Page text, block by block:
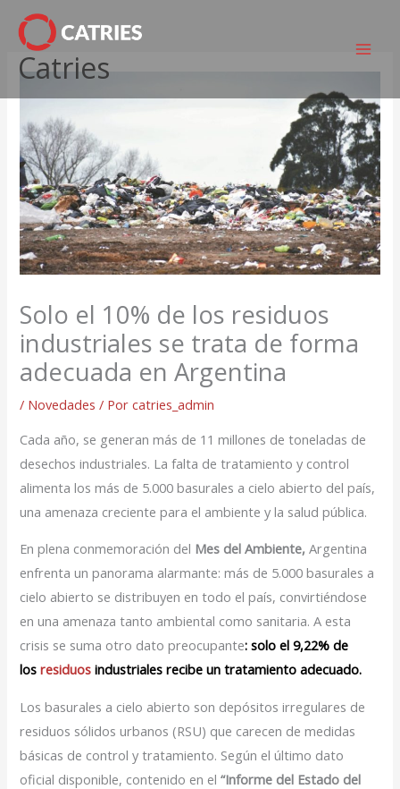
contenido
Catries
Solo el 10% de los residuos
industriales se trata de forma
adecuada en Argentina
/ Novedades / Porcatries_admin
Cada año, se generan más de 11 millones de toneladas de
desechos industriales. La falta de tratamiento y control
alimenta los más de 5.000 basurales a cielo abierto del país,
una amenaza creciente para el ambiente y la salud pública.
En plena conmemoración del Mes del Ambiente,Argentina
enfrenta un panorama alarmante: más de 5.000 basurales a
cielo abierto se distribuyen en todo el país, convirtiéndose
en una amenaza tanto ambiental como sanitaria. A esta
crisis se suma otro dato preocupante: solo el 9,22% de
los residuos industriales recibe un tratamiento adecuado.
Los basurales a cielo abierto son depósitos irregulares de
residuos sólidos urbanos (RSU) que carecen de medidas
básicas de control y tratamiento. Según el último dato
oficial disponible, contenido en el“Informe del Estado del